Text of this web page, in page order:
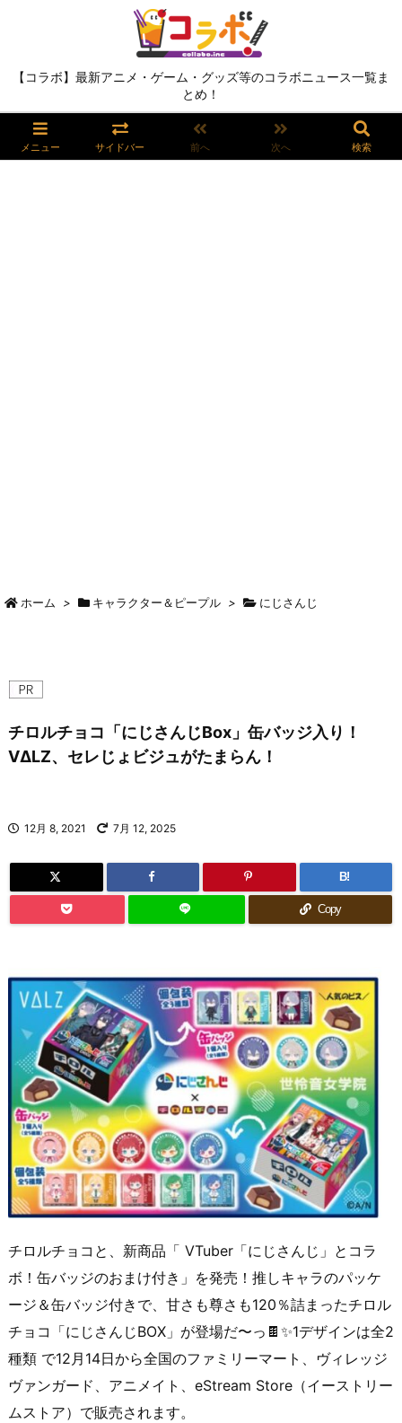
【コラボ】最新アニメ・ゲーム・グッズ等のコラボニュース一覧ま
とめ！
メニュー サイドバー 前へ 次へ 検索
ホーム > キャラクター＆ピープル > にじさんじ
チロルチョコ「にじさんじBox」缶バッジ入り！
VΔLZ、セレじょビジュがたまらん！
12月 8, 2021 7月 12, 2025
B!
Copy
チロルチョコと、新商品「 VTuber「にじさんじ」とコラ
ボ！缶バッジのおまけ付き」を発売！推しキャラのパッケ
ージ＆缶バッジ付きで、甘さも尊さも120％詰まったチロル
チョコ「にじさんじBOX」が登場だ〜っ🍫✨1デザインは全2
種類 で12月14日から全国のファミリーマート、ヴィレッジ
ヴァンガード、アニメイト、eStream Store（イーストリー
ムストア）で販売されます。